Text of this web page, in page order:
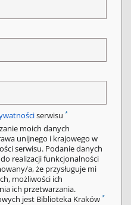
serwisu *
moich danych
unijnego i krajowego w
serwisu. Podanie danych
realizacji funkcjonalności
a, że przysługuje mi
możliwości ich
ich przetwarzania.
jest Biblioteka Kraków *